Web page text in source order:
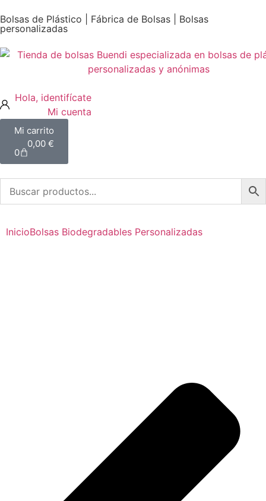
Bolsas de Plástico | Fábrica de Bolsas | Bolsas
personalizadas
Mi cuenta
0,00 €
0
InicioBolsas Biodegradables Personalizadas